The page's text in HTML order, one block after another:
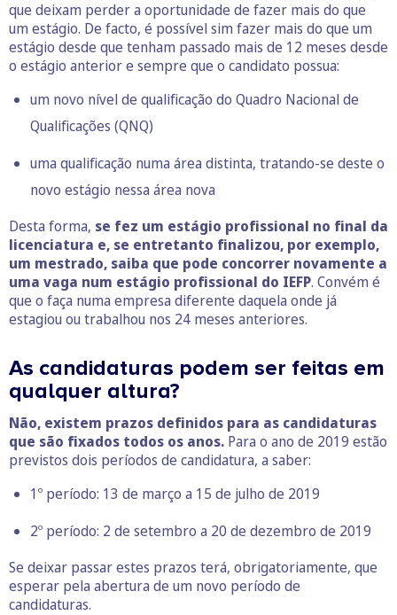
que deixam perder a oportunidade de fazer mais do que
um estágio. De facto, é possível sim fazer mais do que um
estágio desde que tenham passado mais de 12 meses desde
o estágio anterior e sempre que o candidato possua:
um novo nível de qualificação do Quadro Nacional de
Qualificações (QNQ)
uma qualificação numa área distinta, tratando-se deste o
novo estágio nessa área nova
Desta forma, se fez um estágio profissional no final da
licenciatura e, se entretanto finalizou, por exemplo,
um mestrado, saiba que pode concorrer novamente a
uma vaga num estágio profissional do IEFP. Convém é
que o faça numa empresa diferente daquela onde já
estagiou ou trabalhou nos 24 meses anteriores.
As candidaturas podem ser feitas em
qualquer altura?
Não, existem prazos definidos para as candidaturas
que são fixados todos os anos. Para o ano de 2019 estão
previstos dois períodos de candidatura, a saber:
1º período: 13 de março a 15 de julho de 2019
2º período: 2 de setembro a 20 de dezembro de 2019
Se deixar passar estes prazos terá, obrigatoriamente, que
esperar pela abertura de um novo período de
candidaturas.